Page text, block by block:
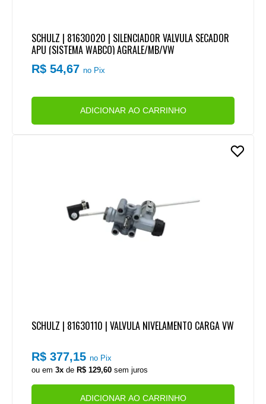
SCHULZ | 81630020 | SILENCIADOR VALVULA SECADOR
APU (SISTEMA WABCO) AGRALE/MB/VW
R$ 54,67no Pix
ADICIONAR AO CARRINHO
SCHULZ | 81630110 | VALVULA NIVELAMENTO CARGA VW
R$ 377,15no Pix
ou em3x de R$ 129,60 sem juros
ADICIONAR AO CARRINHO